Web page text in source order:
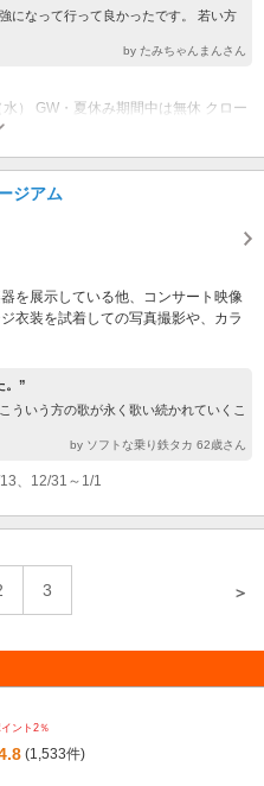
になって行って良かったです。 若い方
by たみちゃんまんさん
） GW・夏休み期間中は無休 クロー
ジアム
を展示している他、コンサート映像
衣装を試着しての写真撮影や、カラ
。”
ういう方の歌が永く歌い続かれていくこ
by ソフトな乗り鉄タカ 62歳さん
、12/31～1/1
3 ＞
ント2％
(1,533件)